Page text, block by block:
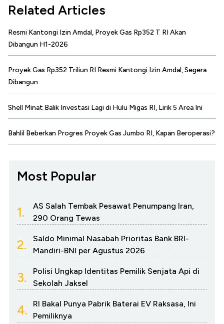
Related Articles
Resmi Kantongi Izin Amdal, Proyek Gas Rp352 T RI Akan
Dibangun H1-2026
Proyek Gas Rp352 Triliun RI Resmi Kantongi Izin Amdal, Segera
Dibangun
Shell Minat Balik Investasi Lagi di Hulu Migas RI, Lirik 5 Area Ini
Bahlil Beberkan Progres Proyek Gas Jumbo RI, Kapan Beroperasi?
Most Popular
1.
AS Salah Tembak Pesawat Penumpang Iran,
290 Orang Tewas
2.
Saldo Minimal Nasabah Prioritas Bank BRI-
Mandiri-BNI per Agustus 2026
3.
Polisi Ungkap Identitas Pemilik Senjata Api di
Sekolah Jaksel
4.
RI Bakal Punya Pabrik Baterai EV Raksasa, Ini
Pemiliknya